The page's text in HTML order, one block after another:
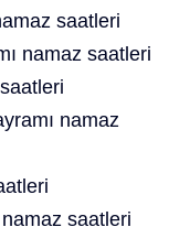
saatleri
namaz saatleri
namaz
saatleri